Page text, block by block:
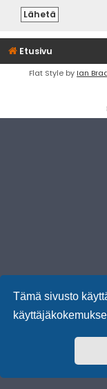
Tämä sivusto
Etusivu
Flat Style by Ian